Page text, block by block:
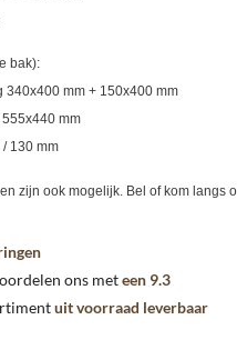
bak):
340x400 mm + 150x400 mm
mm
130 mm
zijn ook mogelijk. Bel of kom langs
ons meteen 9.3
uit voorraad leverbaar